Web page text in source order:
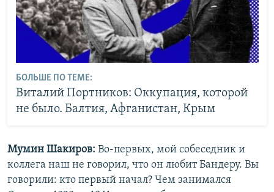
БОЛЬШЕ ПО ТЕМЕ:
Виталий Портников: Оккупация, которой
не было. Балтия, Афганистан, Крым
Мумин Шакиров: Во-первых, мой собеседник и
коллега наш не говорил, что он любит Бандеру. Вы
говорили: кто первый начал? Чем занимался